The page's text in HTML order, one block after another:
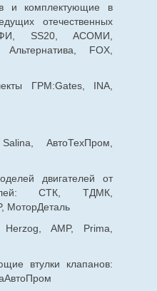
и комплектующие в
отечественных
SS20, АСОМИ,
FOX,
ГРМ:Gates, INA,
АвтоТехПром,
двигателей от
СТК, ТДМК,
МоторДеталь
AMP, Prima,
втулки клапанов: